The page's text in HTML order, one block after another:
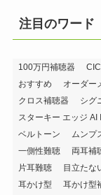
注目のワード
100万円補聴器 CIC
おすすめ
オーダー
クロス補聴器
シグ
スターキー エッジ AI
ベルトーン
ムンプ
一側性難聴
両耳補
片耳難聴
目立たな
耳かけ型
耳かけ型